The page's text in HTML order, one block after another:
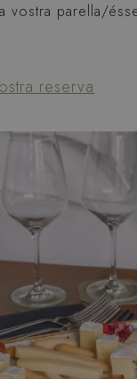
vostra parella/
reserva